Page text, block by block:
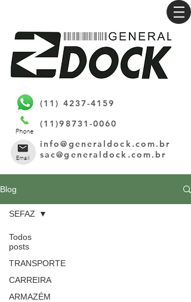
(11) 4237-4159
(11)98731-0060
info@generaldock.com.br
sac@generaldock.com.br
Blog
Todos
posts
TRANSPORTE
CARREIRA
ARMAZÉM
SEFAZ